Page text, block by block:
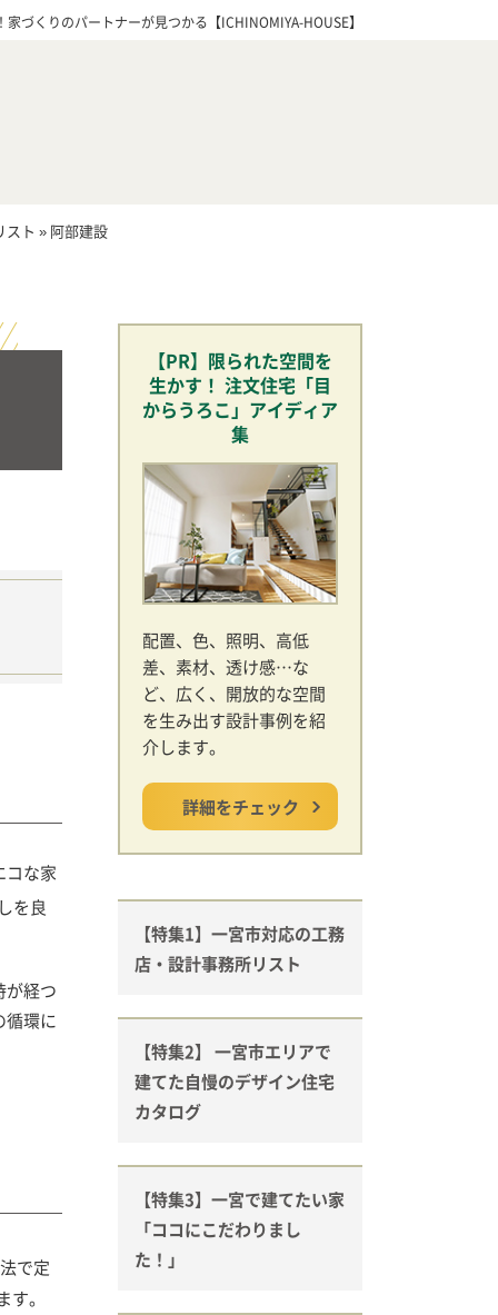
づくりのパートナーが見つかる【ICHINOMIYA-HOUSE】
スト » 阿部建設
コな家
を良
が経つ
環に
で定
。
【PR】限られた空間を
生かす！ 注文住宅「目
からうろこ」アイディア
集
配置、色、照明、高低
差、素材、透け感…な
ど、広く、開放的な空間
を生み出す設計事例を紹
介します。
詳細をチェック
【特集1】一宮市対応の工務
店・設計事務所リスト
【特集2】 一宮市エリアで
建てた自慢のデザイン住宅
カタログ
【特集3】一宮で建てたい家
「ココにこだわりまし
た！」